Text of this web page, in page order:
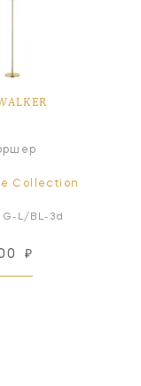
Collection
L/BL-3d
₽